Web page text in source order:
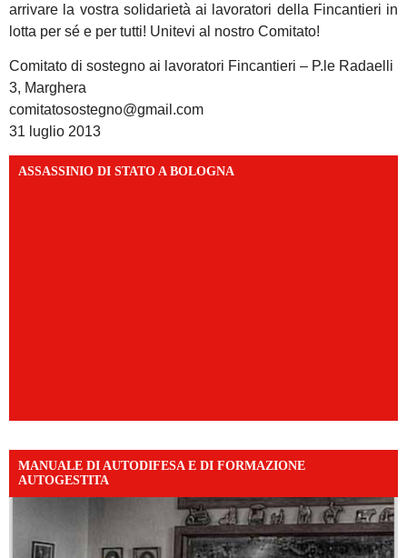
arrivare la vostra solidarietà ai lavoratori della Fincantieri in
lotta per sé e per tutti! Unitevi al nostro Comitato!
Comitato di sostegno ai lavoratori Fincantieri – P.le Radaelli
3, Marghera
comitatosostegno@gmail.com
31 luglio 2013
ASSASSINIO DI STATO A BOLOGNA
MANUALE DI AUTODIFESA E DI FORMAZIONE
AUTOGESTITA